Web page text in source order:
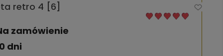
retro 4 [6]
zamówienie
dni